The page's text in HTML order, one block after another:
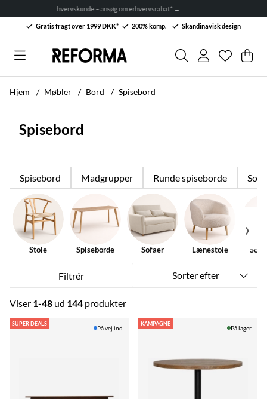
Alt til sommerbordet! Op til 50 % rabat. →
Gratis fragt over 1999 DKK* 200% komp. Skandinavisk design
Antal på
. .
Hjem Møbler Bord Spisebord
Spisebord
Spisebord Madgrupper Runde spiseborde
Stole Spiseborde Sofaer Lænestole
Filtrér Sorter efter
Viser 1-48 ud 144 produkter
Produkter
SUPER DEALS
På vej ind
KAMPAGNE
På lager